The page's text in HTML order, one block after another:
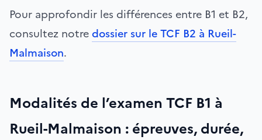
Pour approfondir les différences entre B1 et B2,
consultez notredossier sur le TCF B2 à Rueil-
Malmaison.
Modalités de l’examen TCF B1 à
Rueil-Malmaison : épreuves, durée,